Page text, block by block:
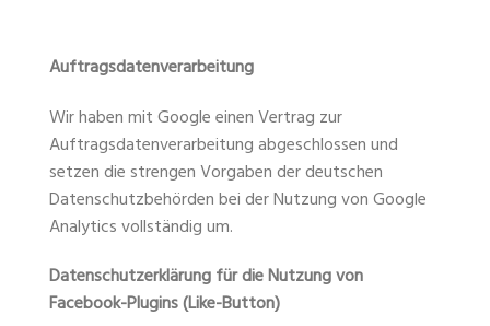
Auftragsdatenverarbeitung
Wir haben mit Google einen Vertrag zur
Auftragsdatenverarbeitung abgeschlossen und
setzen die strengen Vorgaben der deutschen
Datenschutzbehörden bei der Nutzung von Google
Analytics vollständig um.
Datenschutzerklärung für die Nutzung von
Facebook-Plugins (Like-Button)